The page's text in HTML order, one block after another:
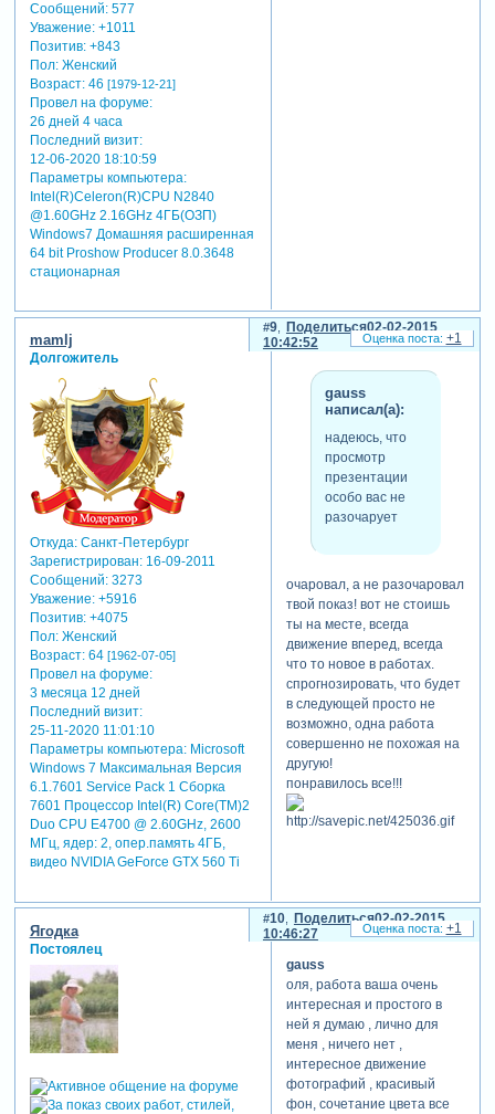
Сообщений:577
Уважение: +1011
Позитив: +843
Пол:Женский
Возраст:46 [1979-12-21]
Провел на форуме:
26 дней 4 часа
Последний визит:
12-06-2020 18:10:59
Параметры компьютера:
Intel(R)Celeron(R)CPU N2840
@1.60GHz 2.16GHz 4ГБ(ОЗП)
Windows7 Домашняя расширенная
64 bit Proshow Producer 8.0.3648
стационарная
Поделиться
9
02-02-2015
10:42:52
mamlj
Долгожитель
Откуда:Санкт-Петербург
Зарегистрирован: 16-09-2011
Сообщений:3273
Уважение: +5916
Позитив: +4075
Пол:Женский
Возраст:64 [1962-07-05]
Провел на форуме:
3 месяца 12 дней
Последний визит:
25-11-2020 11:01:10
Параметры компьютера:Microsoft
Windows 7 Максимальная Версия
6.1.7601 Service Pack 1 Сборка
7601 Процессор Intel(R) Core(TM)2
Duo CPU E4700 @ 2.60GHz, 2600
МГц, ядер: 2, опер.память 4ГБ,
видео NVIDIA GeForce GTX 560 Ti
gauss
написал(а):
надеюсь, что
просмотр
презентации
особо вас не
разочарует
очаровал, а не разочаровал
твой показ! вот не стоишь
ты на месте, всегда
движение вперед, всегда
что то новое в работах.
спрогнозировать, что будет
в следующей просто не
возможно, одна работа
совершенно не похожая на
другую!
понравилось все!!!
+1
Поделиться
10
02-02-2015
10:46:27
Ягодка
Постоялец
gauss
оля, работа ваша очень
интересная и простого в
ней я думаю , лично для
меня , ничего нет ,
интересное движение
фотографий , красивый
фон, сочетание цвета все
+1